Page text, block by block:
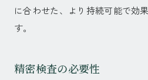
に合わせた、より持続可能で効
す。
精密検査の必要性